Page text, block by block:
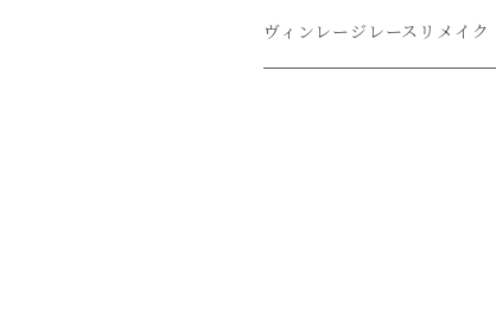
リメイクドレスシャツ
ヴィンレージレースリメイク